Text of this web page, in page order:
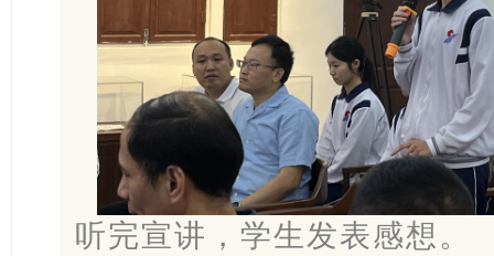
听完宣讲，学生发表感想。